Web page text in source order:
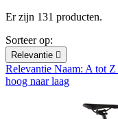
Er zijn 131 producten.
Sorteer op:
Relevantie 
Relevantie Naam: A tot Z
hoog naar laag